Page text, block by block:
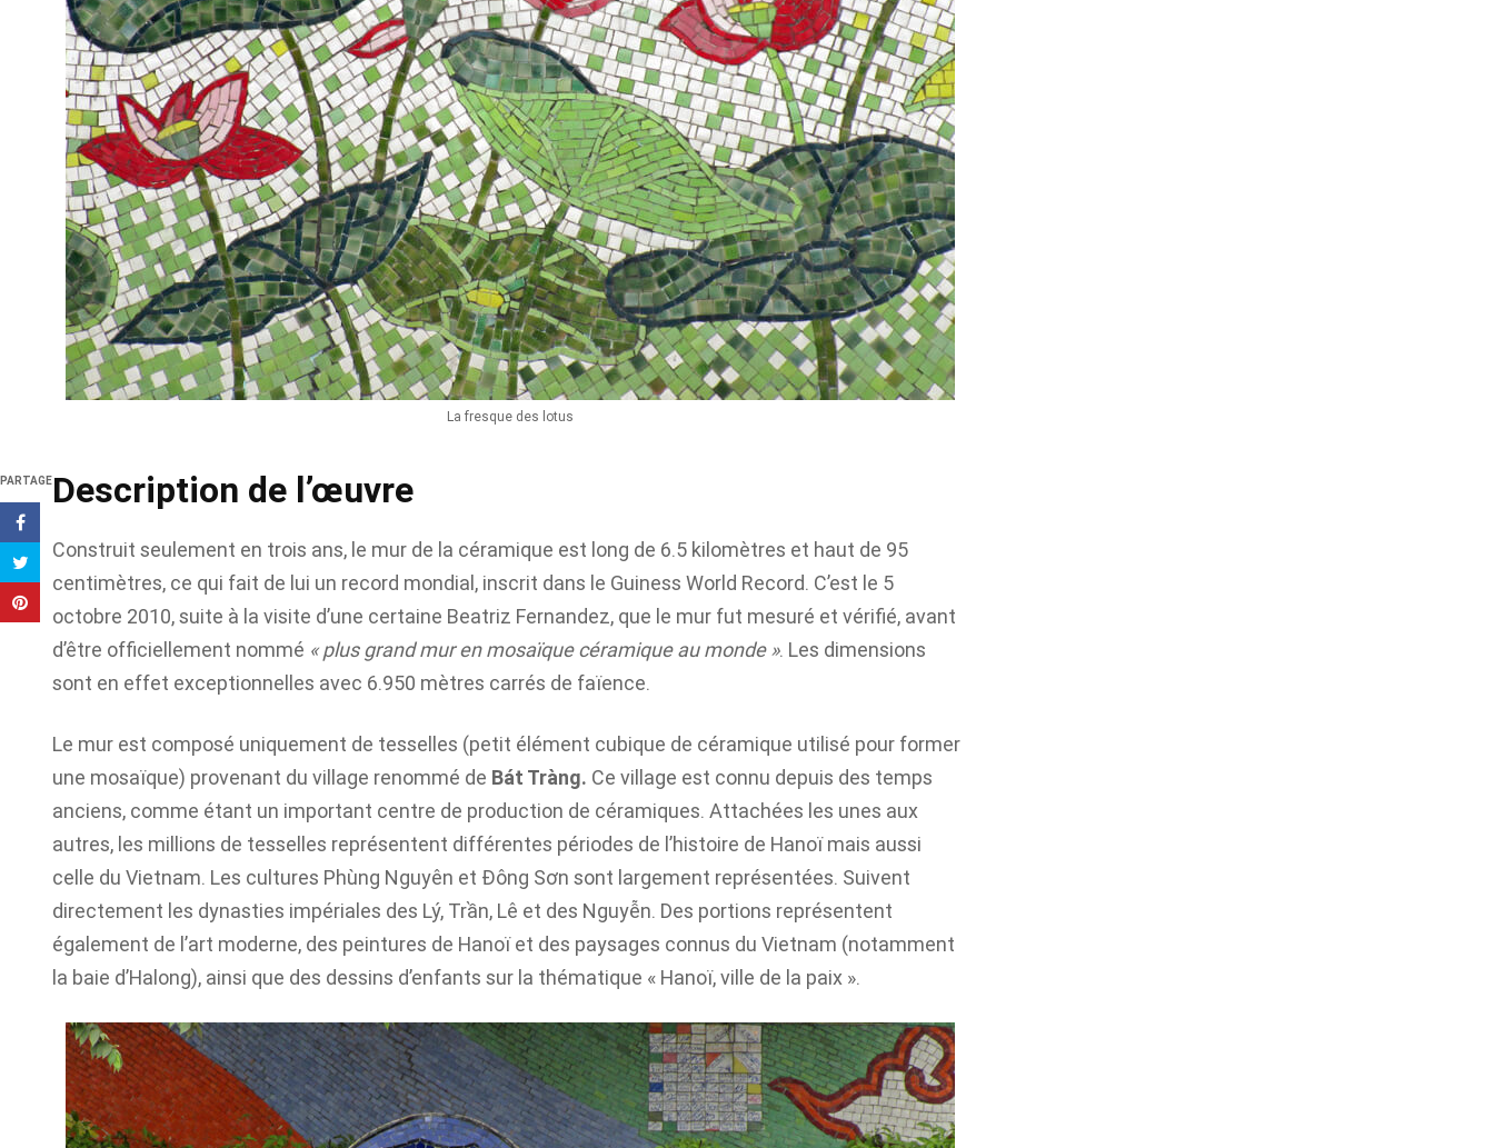
PARTAGE
La fresque des lotus
Description de l’œuvre
Construit seulement en trois ans, le mur de la céramique est long de 6.5 kilomètres et haut de 95
centimètres, ce qui fait de lui un record mondial, inscrit dans le Guiness World Record. C’est le 5
octobre 2010, suite à la visite d’une certaine Beatriz Fernandez, que le mur fut mesuré et vérifié, avant
d’être officiellement nommé « plus grand mur en mosaïque céramique au monde ». Les dimensions
sont en effet exceptionnelles avec 6.950 mètres carrés de faïence.
Le mur est composé uniquement de tesselles (petit élément cubique de céramique utilisé pour former
une mosaïque) provenant du village renommé de Bát Tràng. Ce village est connu depuis des temps
anciens, comme étant un important centre de production de céramiques. Attachées les unes aux
autres, les millions de tesselles représentent différentes périodes de l’histoire de Hanoï mais aussi
celle du Vietnam. Les cultures Phùng Nguyên et Đông Sơn sont largement représentées. Suivent
directement les dynasties impériales des Lý, Trần, Lê et des Nguyễn. Des portions représentent
également de l’art moderne, des peintures de Hanoï et des paysages connus du Vietnam (notamment
la baie d’Halong), ainsi que des dessins d’enfants sur la thématique « Hanoï, ville de la paix ».